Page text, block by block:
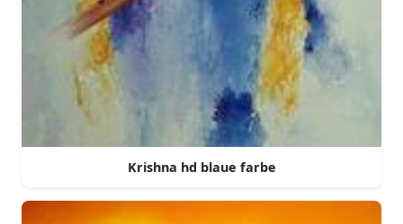
Krishna hd blaue farbe